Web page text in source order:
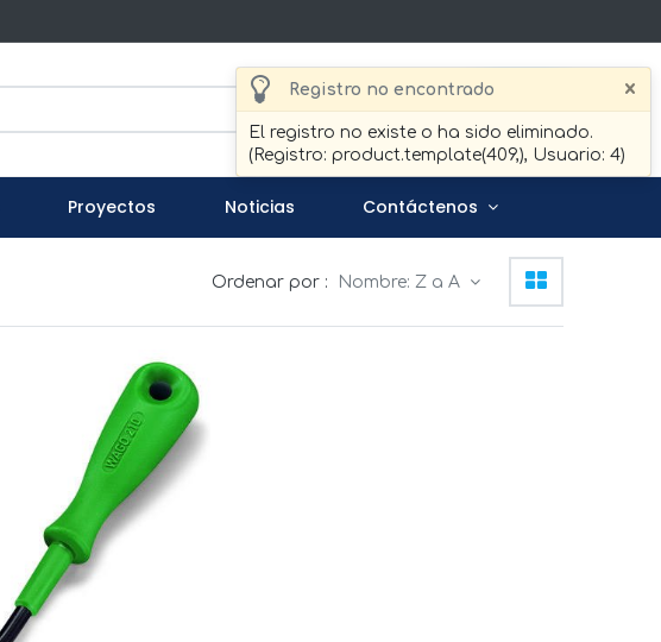
Registro no encontrado ×
El registro no existe o ha sido eliminado.
(Registro: product.template(409,), Usuario: 4)
Buscar
Proyectos Noticias Contáctenos
Ordenar por : Nombre: Z a A